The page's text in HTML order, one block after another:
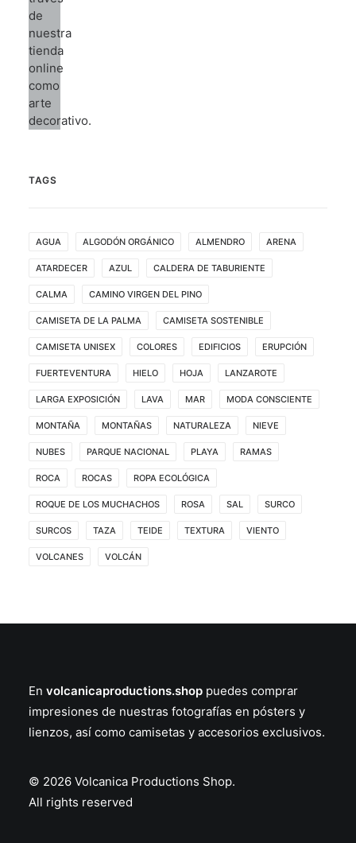
TAGS
AGUA ALGODÓN ORGÁNICO ALMENDRO ARENA
ATARDECER AZUL CALDERA DE TABURIENTE
CALMA CAMINO VIRGEN DEL PINO
CAMISETA DE LA PALMA CAMISETA SOSTENIBLE
CAMISETA UNISEX COLORES EDIFICIOS ERUPCIÓN
FUERTEVENTURA HIELO HOJA LANZAROTE
LARGA EXPOSICIÓN LAVA MAR MODA CONSCIENTE
MONTAÑA MONTAÑAS NATURALEZA NIEVE
NUBES PARQUE NACIONAL PLAYA RAMAS
ROCA ROCAS ROPA ECOLÓGICA
ROQUE DE LOS MUCHACHOS ROSA SAL SURCO
SURCOS TAZA TEIDE TEXTURA VIENTO
VOLCANES VOLCÁN
En volcanicaproductions.shop puedes comprar
impresiones de nuestras fotografías en pósters y
lienzos, así como camisetas y accesorios exclusivos.
© 2026 Volcanica Productions Shop.
All rights reserved